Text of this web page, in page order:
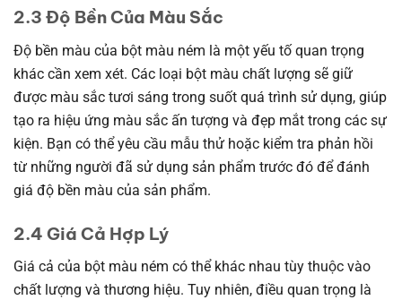
2.3 Độ Bền Của Màu Sắc
Độ bền màu của bột màu ném là một yếu tố quan trọng
khác cần xem xét. Các loại bột màu chất lượng sẽ giữ
được màu sắc tươi sáng trong suốt quá trình sử dụng, giúp
tạo ra hiệu ứng màu sắc ấn tượng và đẹp mắt trong các sự
kiện. Bạn có thể yêu cầu mẫu thử hoặc kiểm tra phản hồi
từ những người đã sử dụng sản phẩm trước đó để đánh
giá độ bền màu của sản phẩm.
2.4 Giá Cả Hợp Lý
Giá cả của bột màu ném có thể khác nhau tùy thuộc vào
chất lượng và thương hiệu. Tuy nhiên, điều quan trọng là